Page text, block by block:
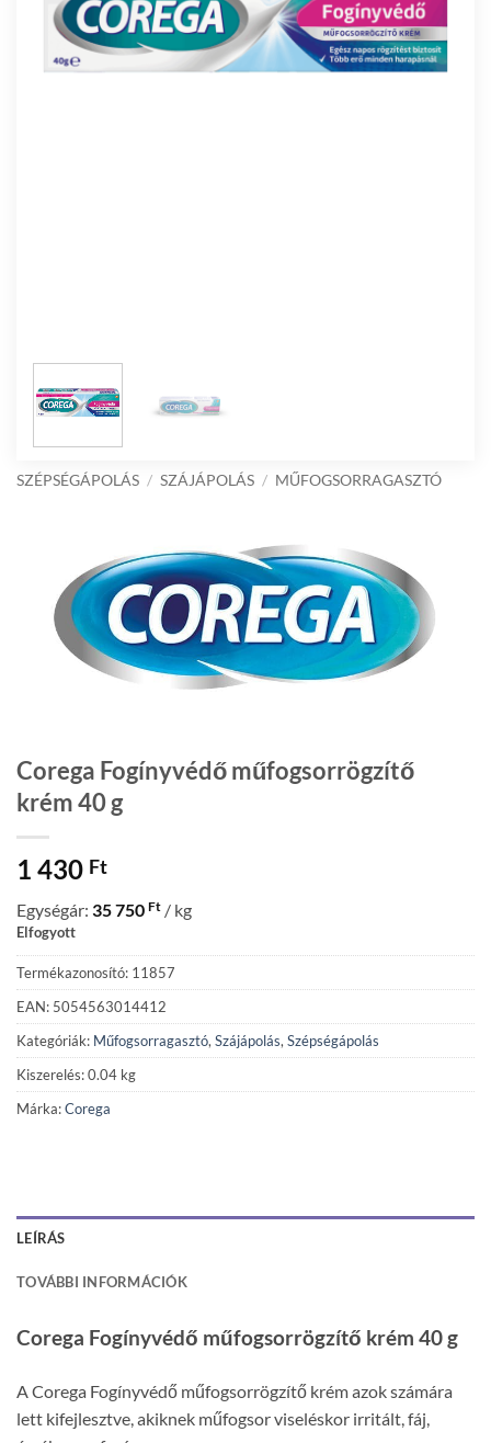
SZÉPSÉGÁPOLÁS / SZÁJÁPOLÁS / MŰFOGSORRAGASZTÓ
Corega Fogínyvédő műfogsorrögzítő
krém 40 g
1 430 Ft
Egységár: 35 750 Ft / kg
Elfogyott
Termékazonosító: 11857
EAN: 5054563014412
Kategóriák: Műfogsorragasztó, Szájápolás, Szépségápolás
Kiszerelés: 0.04 kg
Márka:Corega
LEÍRÁS
TOVÁBBI INFORMÁCIÓK
Corega Fogínyvédő műfogsorrögzítő krém 40 g
A Corega Fogínyvédő műfogsorrögzítő krém azok számára
lett kifejlesztve, akiknek műfogsor viseléskor irritált, fáj,